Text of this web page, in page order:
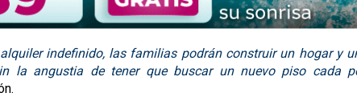
alquiler indefinido, las familias podrán construir un hogar y
la angustia de tener que buscar un nuevo piso cada